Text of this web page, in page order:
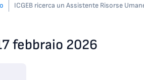
ICGEB ricerca un Assistente Risorse
febbraio 2026